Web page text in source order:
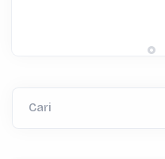
Cari